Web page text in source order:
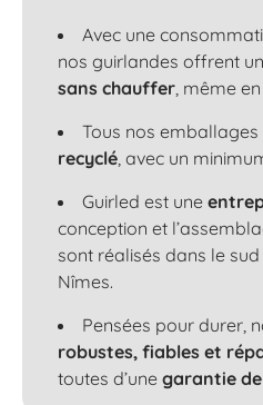
Avec une
nos guirlandes offrent
sans chauffer, même
Tous nos emballages
recyclé, avec un
Guirled est une
conception et
sont réalisés dans le
Nîmes.
Pensées pour durer,
robustes, fiables et
toutes d’une garantie de